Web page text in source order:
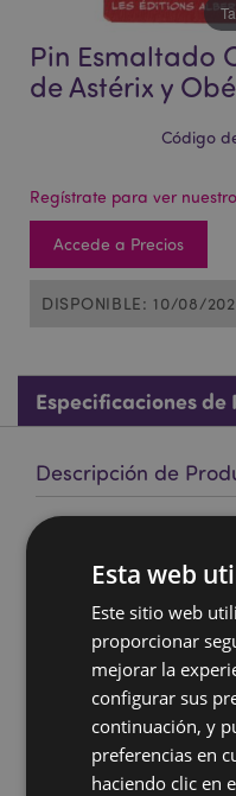
Pin Esmaltado
de Astérix y
Código
Regístrate para ver
Accede a Precios
DISPONIBLE: 10/08/
Especificaciones de
Descripción de
Pin Esmaltado
Material:Metal y
No Apto de: 0 - 3
Información de
no apta para niños
piezas pequeñas.
Información sobre
con licencia
mundo.
Esta web
Este sitio web
proporcionar
mejorar la
configurar sus
continuación, y
preferencias en
haciendo clic en